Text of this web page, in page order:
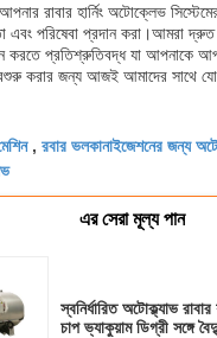
রাবার হার্নিং অটোক্লেভ
এবং পরিষেবা প্রদান করা।আমরা দ্রুত
করতে প্রতিশ্রুতিবদ্ধ যা আপনাকে
করার জন্য আজই আমাদের সাথে
, রবার ভলকানাইজেশনের জন্য
এর সেরা মূল্য পান
স্বনির্ধারিত অটোক্ল্যাভ
চাপ ভ্যাকুয়াম ডিগ্রী সঙ্গে